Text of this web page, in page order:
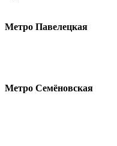
Метро Павелецкая
Метро Семёновская